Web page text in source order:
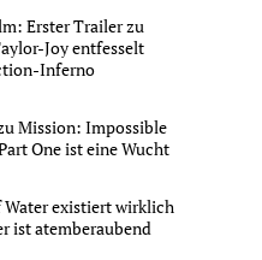
Erster Trailer zu
Joy entfesselt
Inferno
Mission: Impossible
One ist eine Wucht
Water existiert wirklich
ist atemberaubend